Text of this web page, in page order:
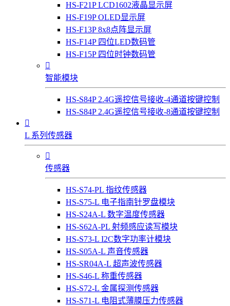
HS-F21P LCD1602液晶显示屏
HS-F19P OLED显示屏
HS-F13P 8x8点阵显示屏
HS-F14P 四位LED数码管
HS-F15P 四位时钟数码管

智能模块
HS-S84P 2.4G遥控信号接收-4通道按键控制
HS-S84P 2.4G遥控信号接收-8通道按键控制

L 系列传感器

传感器
HS-S74-PL 指纹传感器
HS-S75-L 电子指南针罗盘模块
HS-S24A-L 数字温度传感器
HS-S62A-PL 射频感应读写模块
HS-S73-L I2C数字功率计模块
HS-S05A-L 声音传感器
HS-SR04A-L 超声波传感器
HS-S46-L 称重传感器
HS-S72-L 金属探测传感器
HS-S71-L 电阻式薄膜压力传感器